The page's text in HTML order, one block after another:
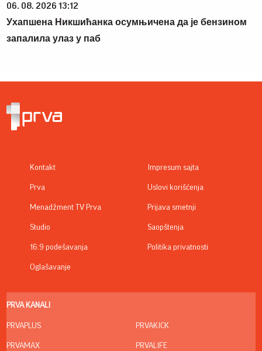
06. 08. 2026 13:12
Ухапшена Никшићанка осумњичена да је бензином
запалила улаз у паб
Kontakt
Prva
Menadžment TV Prva
Studio
16:9 podešavanja
Oglašavanje
Impresum sajta
Uslovi korišćenja
Prijava smetnji
Saopštenja
Politika privatnosti
PRVA KANALI
PRVAPLUS
PRVAMAX
PRVAKICK
PRVALIFE